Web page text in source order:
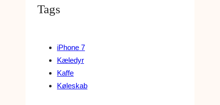
Tags
iPhone 7
Kæledyr
Kaffe
Køleskab